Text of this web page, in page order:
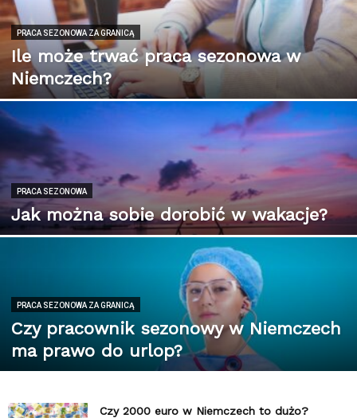
PRACA SEZONOWA ZA GRANICĄ
Ile może trwać praca sezonowa w
Niemczech?
PRACA SEZONOWA
Jak można sobie dorobić w wakacje?
PRACA SEZONOWA ZA GRANICĄ
Czy pracownik sezonowy w Niemczech
ma prawo do urlop?
Czy 2000 euro w Niemczech to dużo?